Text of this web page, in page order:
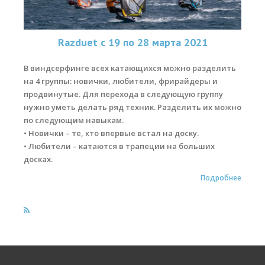
Места катания
Наши Станции
Ветратория.Вьетнам
Ветратория Россия
Ветратория.Египет
Цены
Система скидок
Razduet c 19 по 28 марта 2021
В виндсерфинге всех катающихся можно разделить
на 4 группы: новички, любители, фрирайдеры и
продвинутые. Для перехода в следующую группу
нужно уметь делать ряд техник. Разделить их можно
по следующим навыкам.
• Новички – те, кто впервые встал на доску.
• Любители – катаются в трапеции на больших
досках.
Подробнее